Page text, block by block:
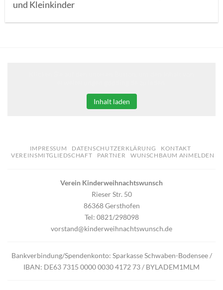
und Kleinkinder
Inhalt laden
IMPRESSUM DATENSCHUTZERKLÄRUNG
KONTAKT
VEREINSMITGLIEDSCHAFT
PARTNER WUNSCHBAUM ANMELDEN
Verein Kinderweihnachtswunsch
Rieser Str. 50
86368 Gersthofen
Tel: 0821/298098
vorstand@kinderweihnachtswunsch.de
Bankverbindung/Spendenkonto: Sparkasse Schwaben-Bodensee /
IBAN: DE63 7315 0000 0030 4172 73 / BYLADEM1MLM